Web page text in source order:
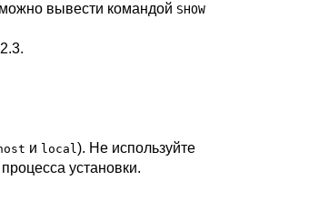
вывести командой SHOW
.
и local). Не используйте
установки.